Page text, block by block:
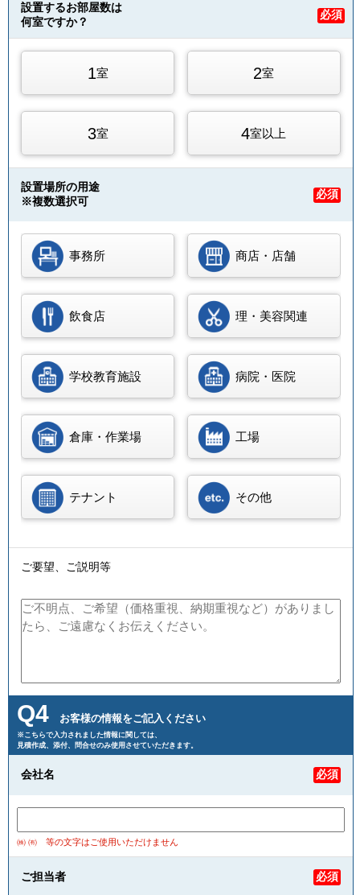
設置するお部屋数は
何室ですか？
必須
1室 2室
3室 4室以上
設置場所の用途
※複数選択可
必須
事務所 商店・店舗
飲食店 理・美容関連
学校教育施設 病院・医院
倉庫・作業場 工場
テナント その他
ご要望、ご説明等
Q4 お客様の情報をご記入ください
※こちらで入力されました情報に関しては、
見積作成、添付、問合せのみ使用させていただきます。
会社名 必須
㈱ ㈲ 等の文字はご使用いただけません
ご担当者 必須